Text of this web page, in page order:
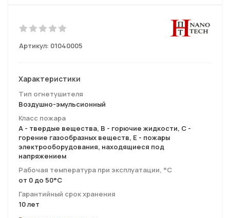
Артикул: 01040005
Характеристики
Тип огнетушителя
Воздушно-эмульсионный
Класс пожара
А - твердые вещества, B - горючие жидкости, С -
горение газообразных веществ, Е - пожары
электрооборудования, находящиеся под
напряжением
Рабочая температура при эксплуатации, °С
от 0 до 50°C
Гарантийный срок хранения
10 лет